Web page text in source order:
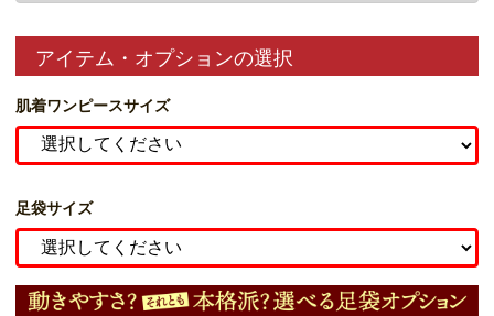
アイテム・オプションの選択
肌着ワンピースサイズ
足袋サイズ